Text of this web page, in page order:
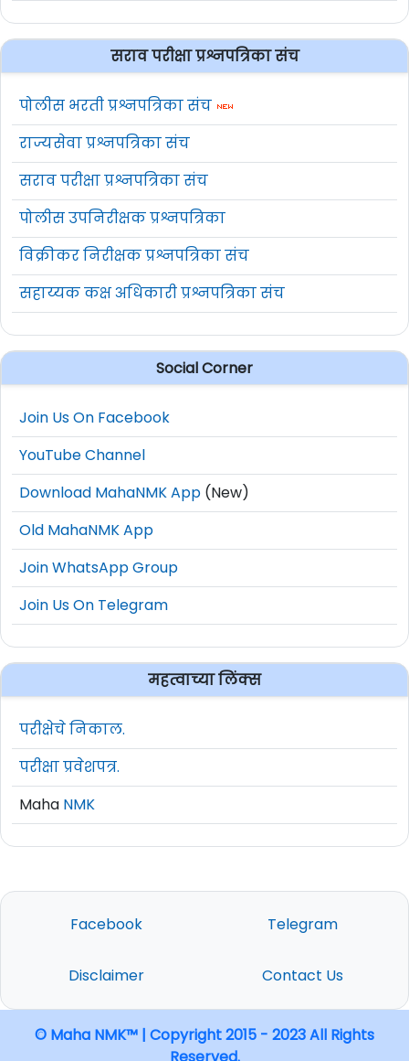
सराव परीक्षा प्रश्नपत्रिका संच
पोलीस भरती प्रश्नपत्रिका संच
राज्यसेवा प्रश्नपत्रिका संच
सराव परीक्षा प्रश्नपत्रिका संच
पोलीस उपनिरीक्षक प्रश्नपत्रिका
विक्रीकर निरीक्षक प्रश्नपत्रिका संच
सहाय्यक कक्ष अधिकारी प्रश्नपत्रिका संच
Social Corner
Join Us On Facebook
YouTube Channel
Download MahaNMK App (New)
Old MahaNMK App
Join WhatsApp Group
Join Us On Telegram
महत्वाच्या लिंक्स
परीक्षेचे निकाल.
परीक्षा प्रवेशपत्र.
Maha NMK
Facebook Telegram
Disclaimer Contact Us
© Maha NMK™ | Copyright 2015 - 2023 All Rights